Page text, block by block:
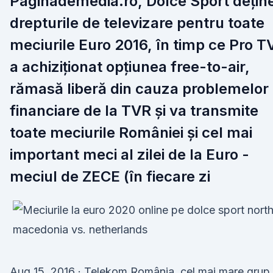
drepturile de televizare pentru toate
meciurile Euro 2016, în timp ce Pro
a achiziționat opțiunea free-to-air,
rămasă liberă din cauza problemelor
financiare de la TVR și va transmite
toate meciurile României și cel mai
important meci al zilei de la Euro -
meciul de ZECE (în fiecare zi